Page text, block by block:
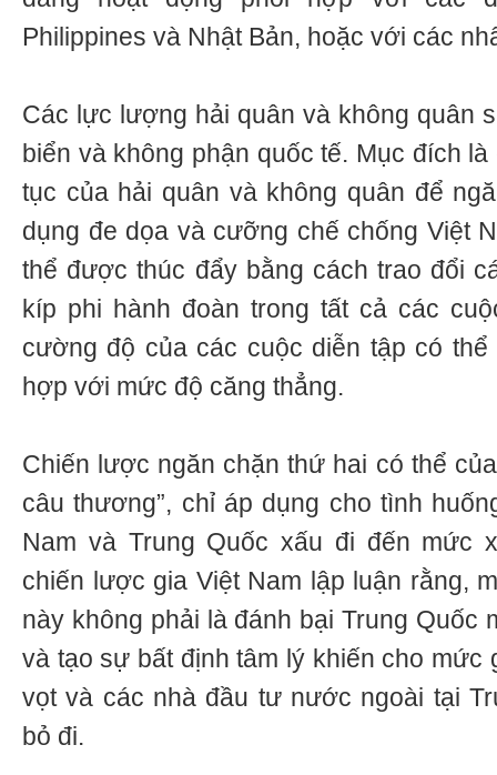
Philippines và Nhật Bản, hoặc với các
Các lực lượng hải quân và không quân
biển và không phận quốc tế. Mục đích
tục của hải quân và không quân để
dụng đe dọa và cưỡng chế chống Việt
thể được thúc đẩy bằng cách trao đổi
kíp phi hành đoàn trong tất cả các
cường độ của các cuộc diễn tập có
hợp với mức độ căng thẳng.
Chiến lược ngăn chặn thứ hai có thể
câu thương”, chỉ áp dụng cho tình
Nam và Trung Quốc xấu đi đến mức
chiến lược gia Việt Nam lập luận rằng,
này không phải là đánh bại Trung Quốc
và tạo sự bất định tâm lý khiến cho mức
vọt và các nhà đầu tư nước ngoài tại
bỏ đi.